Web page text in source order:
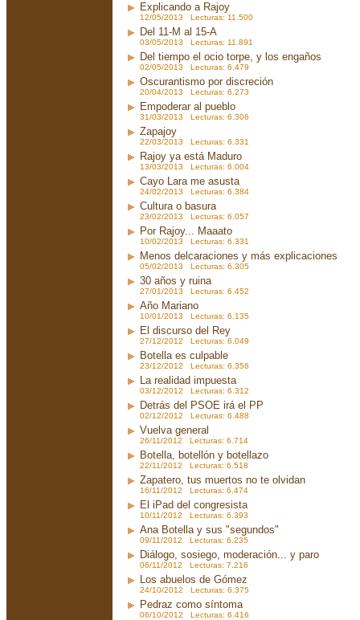
Explicando a Rajoy
12/05/2013 Lecturas: 11.500
Del 11-M al 15-A
03/05/2013 Lecturas: 11.891
Del tiempo el ocio torpe, y los engaños
02/05/2013 Lecturas: 6.479
Oscurantismo por discreción
20/04/2013 Lecturas: 6.273
Empoderar al pueblo
31/03/2013 Lecturas: 6.306
Zapajoy
22/03/2013 Lecturas: 6.331
Rajoy ya está Maduro
13/03/2013 Lecturas: 6.004
Cayo Lara me asusta
24/02/2013 Lecturas: 6.384
Cultura o basura
23/02/2013 Lecturas: 6.057
Por Rajoy... Maaato
10/02/2013 Lecturas: 6.331
Menos delcaraciones y más explicaciones
05/02/2013 Lecturas: 6.305
30 años y ruina
27/01/2013 Lecturas: 6.452
Año Mariano
10/01/2013 Lecturas: 6.135
El discurso del Rey
27/12/2012 Lecturas: 6.049
Botella es culpable
23/12/2012 Lecturas: 6.356
La realidad impuesta
03/12/2012 Lecturas: 6.312
Detrás del PSOE irá el PP
02/12/2012 Lecturas: 6.488
Vuelva general
26/11/2012 Lecturas: 6.714
Botella, botellón y botellazo
22/11/2012 Lecturas: 6.518
Zapatero, tus muertos no te olvidan
16/11/2012 Lecturas: 6.474
El iPad del congresista
10/11/2012 Lecturas: 6.393
Ana Botella y sus "segundos"
09/11/2012 Lecturas: 6.235
Diálogo, sosiego, moderación... y paro
06/11/2012 Lecturas: 7.216
Los abuelos de Gómez
24/10/2012 Lecturas: 6.375
Pedraz como síntoma
06/10/2012 Lecturas: 6.416